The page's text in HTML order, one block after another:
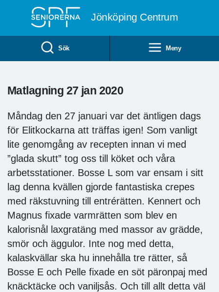
Jönköping Centrum
Sök Meny
Matlagning 27 jan 2020
Måndag den 27 januari var det äntligen dags
för Elitkockarna att träffas igen! Som vanligt
lite genomgång av recepten innan vi med
”glada skutt” tog oss till köket och våra
arbetsstationer. Bosse L som var ensam i sitt
lag denna kvällen gjorde fantastiska crepes
med räkstuvning till entrérätten. Kennert och
Magnus fixade varmrätten som blev en
kalorisnål laxgratäng med massor av grädde,
smör och äggulor. Inte nog med detta,
kalaskvällar ska hu innehålla tre rätter, så
Bosse E och Pelle fixade en söt päronpaj med
knäcktäcke och vaniljsås. Och till allt detta väl